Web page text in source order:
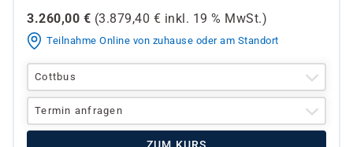
3.260,00 € (3.879,40 € inkl. 19 % MwSt.)
Teilnahme Online von zuhause oder am Standort
Cottbus
Termin anfragen